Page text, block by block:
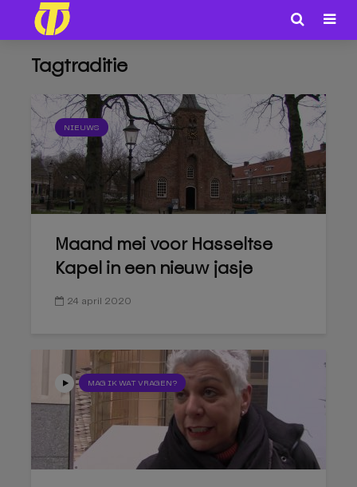
Tagtraditie
NIEUWS
Maand mei voor Hasseltse
Kapel in een nieuw jasje
24 april 2020
MAG IK WAT VRAGEN?